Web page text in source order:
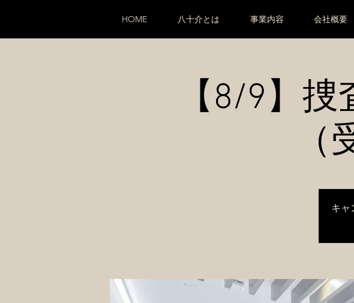
HOME 八十介とは 事業内容 会社概要
【8/9】
キャ